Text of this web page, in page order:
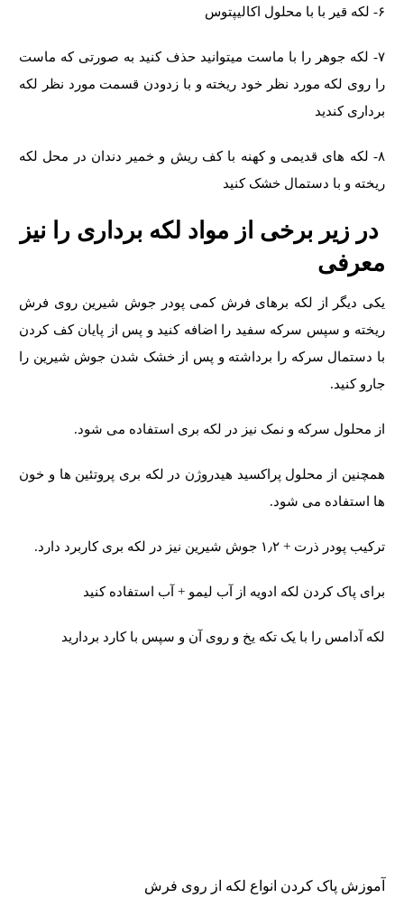
۶- لکه قیر با با محلول اکالیپتوس
۷- لکه جوهر را با ماست میتوانید حذف کنید به صورتی که ماست
را روی لکه مورد نظر خود ریخته و با زدودن قسمت مورد نظر لکه
برداری کندید
۸- لکه های قدیمی و کهنه با کف ریش و خمیر دندان در محل لکه
ریخته و با دستمال خشک کنید
در زیر برخی از مواد لکه برداری را نیز
معرفی
یکی دیگر از لکه برهای فرش کمی پودر جوش شیرین روی فرش
ریخته و سپس سرکه سفید را اضافه کنید و پس از پایان کف کردن
با دستمال سرکه را برداشته و پس از خشک شدن جوش شیرین را
جارو کنید.
از محلول سرکه و نمک نیز در لکه بری استفاده می شود.
همچنین از محلول پراکسید هیدروژن در لکه بری پروتئین ها و خون
ها استفاده می شود.
ترکیب پودر ذرت + ۱٫۲ جوش شیرین نیز در لکه بری کاربرد دارد.
برای پاک کردن لکه ادویه از آب لیمو + آب استفاده کنید
لکه آدامس را با یک تکه یخ و روی آن و سپس با کارد بردارید
آموزش پاک کردن انواع لکه از روی فرش